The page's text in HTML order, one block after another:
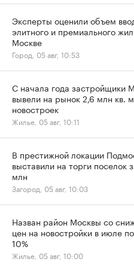
Эксперты оценили объем
элитного и премиального
Москве
Город, 05 авг, 10:53
С начала года застройщики
вывели на рынок 2,6 млн кв. м
новостроек
Жилье, 05 авг, 10:11
В престижной локации
выставили на торги поселок
млн
Загород, 05 авг, 10:03
Назван район Москвы со
цен на новостройки в июле
10%
Жилье, 05 авг, 10:00